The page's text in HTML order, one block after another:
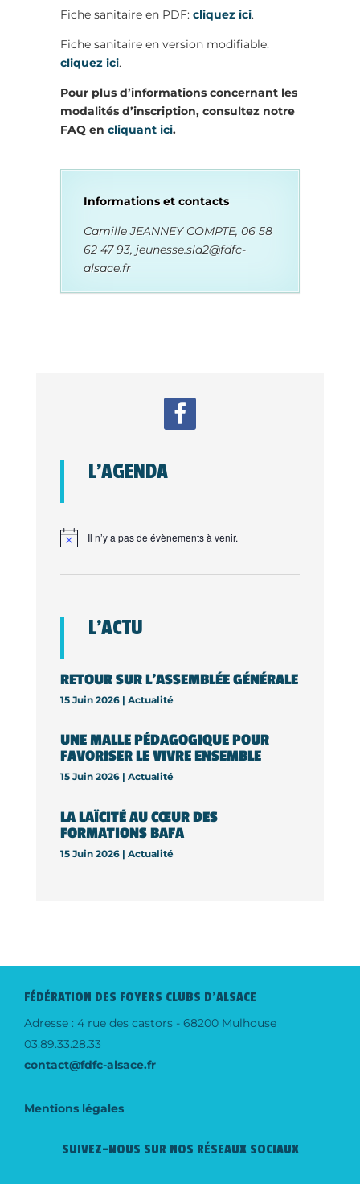
Fiche sanitaire en PDF: cliquez ici.
Fiche sanitaire en version modifiable:
cliquez ici.
Pour plus d’informations concernant les
modalités d’inscription, consultez notre
FAQ en cliquant ici.
Informations et contacts
Camille JEANNEY COMPTE, 06 58
62 47 93, jeunesse.sla2@fdfc-
alsace.fr
L’AGENDA
Il n’y a pas de évènements à venir.
L’ACTU
RETOUR SUR L’ASSEMBLÉE GÉNÉRALE
15 Juin 2026 | Actualité
UNE MALLE PÉDAGOGIQUE POUR
FAVORISER LE VIVRE ENSEMBLE
15 Juin 2026 | Actualité
LA LAÏCITÉ AU CŒUR DES
FORMATIONS BAFA
15 Juin 2026 | Actualité
FÉDÉRATION DES FOYERS CLUBS D'ALSACE
Adresse : 4 rue des castors - 68200 Mulhouse
03.89.33.28.33
contact@fdfc-alsace.fr
Mentions légales
SUIVEZ-NOUS SUR NOS RÉSEAUX SOCIAUX